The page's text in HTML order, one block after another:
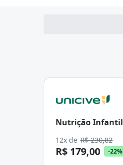
Nutrição Infantil
12x de R$ 230,82
R$ 179,00 -22%